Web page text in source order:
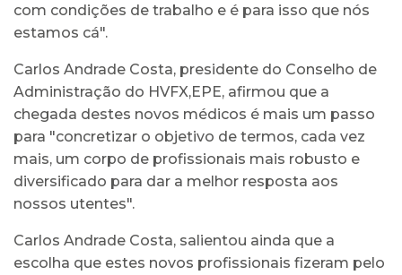
com condições de trabalho e é para isso que nós
estamos cá".
Carlos Andrade Costa, presidente do Conselho de
Administração do HVFX,EPE, afirmou que a
chegada destes novos médicos é mais um passo
para "concretizar o objetivo de termos, cada vez
mais, um corpo de profissionais mais robusto e
diversificado para dar a melhor resposta aos
nossos utentes".
Carlos Andrade Costa, salientou ainda que a
escolha que estes novos profissionais fizeram pelo